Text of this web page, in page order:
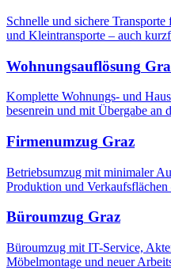
Schnelle und sichere
und Kleintransporte – auch
Wohnungsauflösung
Komplette Wohnungs- und
besenrein und mit Übergabe an
Firmenumzug Graz
Betriebsumzug mit minimaler
Produktion und
Büroumzug Graz
Büroumzug mit IT-Service,
Möbelmontage und neuer